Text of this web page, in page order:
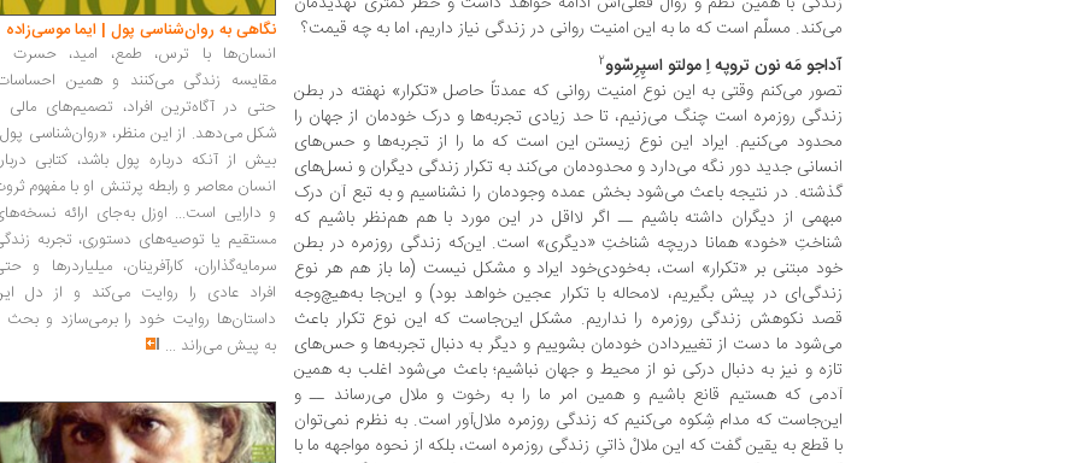
می‌کند. مسلّم است که ما به این امنیت روانی در زندگی نیاز داریم، اما به چه قیمت؟
آداجو مَه نون تروپه اِ مولتو اسپِرِسّوو2
تصور می‌کنم وقتی به این نوع امنیت روانی که عمدتاً حاصل «تکرار» نهفته در بطن
زندگی روزمره است چنگ می‌زنیم، تا حد زیادی تجربه‌ها‌ و درک خودمان از جهان را
محدود می‌کنیم. ایراد این نوع زیستن این است که ما را از تجربه‌ها و حس‌های
انسانی جدید دور نگه می‌دارد و محدودمان می‌کند به تکرار زندگی دیگران و نسل‌های
گذشته. در نتیجه باعث می‌شود بخش عمده وجودمان را نشناسیم و به تبع آن درک
مبهمی از دیگران داشته باشیم ــ اگر لااقل در این مورد با هم هم‌نظر باشیم که
شناختِ «خود» همانا دریچه شناختِ «دیگری» است. این‌که زندگی روزمره در بطن
خود مبتنی بر «تکرار» است، به‌خودی‌خود ایراد و مشکل نیست (ما باز هم هر نوع
زندگی‌ای در پیش بگیریم، لامحاله با تکرار عجین خواهد بود) و این‌جا به‌هیچ‌وجه
قصد نکوهش زندگی روزمره را نداریم. مشکل این‌جاست که این نوع تکرار باعث
می‌شود ما دست از تغییردادن خودمان بشوییم و دیگر به دنبال تجربه‌ها و حس‌های
تازه و نیز به دنبال درکی نو از محیط و جهان نباشیم؛ باعث می‌شود اغلب به همین
آدمی که هستیم قانع باشیم و همین امر ما را به رخوت و ملال می‌رساند ــ و
این‌جاست که مدام شِکوه می‌کنیم که زندگی روزمره ملال‌آور است. به نظرم نمی‌توان
با قطع به یقین گفت که این ملالْ ذاتیِ زندگی روزمره است، بلکه از نحوه مواجهه ما با
نگاهی به روان‌شناسی پول | ایما موسی‌زاده
انسان‌ها با ترس، طمع، امید، حسرت
مقایسه زندگی می‌کنند و همین
حتی در آگاه‌ترین افراد، تصمیم‌های مالی
شکل می‌دهد. از این منظر، «روان‌شناسی
بیش از آنکه درباره پول باشد، کتابی
انسان معاصر و رابطه پرتنش او با مفهوم
و دارایی است... اوزل به‌جای ارائه
مستقیم یا توصیه‌های دستوری، تجربه
سرمایه‌گذاران، کارآفرینان، میلیاردرها و
افراد عادی را روایت می‌کند و از دل
داستان‌ها روایت خود را برمی‌سازد و بحث
به پیش می‌راند ...